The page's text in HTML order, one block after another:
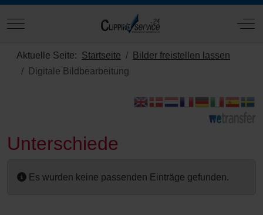
Mobile Menu Toggle Off-
Aktuelle Seite: Startseite
Bilder freistellen lassen
Digitale Bildbearbeitung
Unterschiede
Es wurden keine passenden Einträge gefunden.